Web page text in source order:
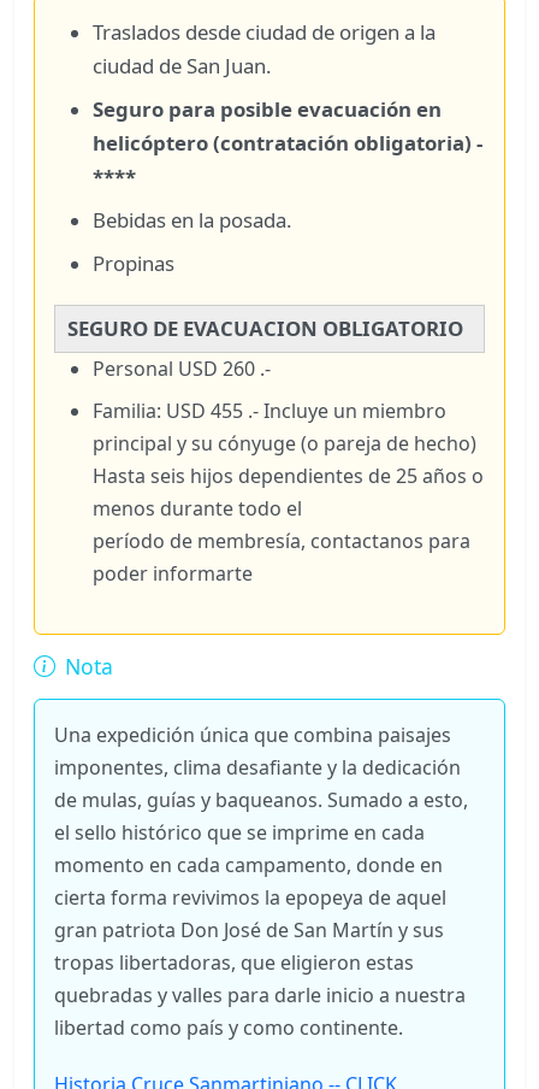
Traslados desde ciudad de origen a la
ciudad de San Juan.
Seguro para posible evacuación en
helicóptero (contratación obligatoria) -
****
Bebidas en la posada.
Propinas
SEGURO DE EVACUACION OBLIGATORIO
Personal USD 260 .-
Familia: USD 455 .- Incluye un miembro
principal y su cónyuge (o pareja de hecho)
Hasta seis hijos dependientes de 25 años o
menos durante todo el
período de membresía, contactanos para
poder informarte
Nota
Una expedición única que combina paisajes
imponentes, clima desafiante y la dedicación
de mulas, guías y baqueanos. Sumado a esto,
el sello histórico que se imprime en cada
momento en cada campamento, donde en
cierta forma revivimos la epopeya de aquel
gran patriota Don José de San Martín y sus
tropas libertadoras, que eligieron estas
quebradas y valles para darle inicio a nuestra
libertad como país y como continente.